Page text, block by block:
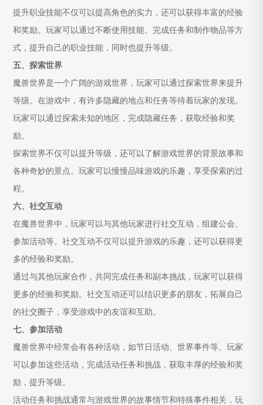
提升职业技能不仅可以提高角色的实力，还可以获得丰富的经验
和奖励。玩家可以通过不断使用技能、完成任务和制作物品等方
式，提升自己的职业技能，同时也提升等级。
五、探索世界
魔兽世界是一个广阔的游戏世界，玩家可以通过探索世界来提升
等级。在游戏中，有许多隐藏的地点和任务等待着玩家的发现。
玩家可以通过探索未知的地区，完成隐藏任务，获取经验和奖
励。
探索世界不仅可以提升等级，还可以了解游戏世界的背景故事和
各种奇妙的景点。玩家可以慢慢品味游戏的乐趣，享受探索的过
程。
六、社交互动
在魔兽世界中，玩家可以与其他玩家进行社交互动，组建公会、
参加活动等。社交互动不仅可以提升游戏的乐趣，还可以获得更
多的经验和奖励。
通过与其他玩家合作，共同完成任务和副本挑战，玩家可以获得
更多的经验和奖励。社交互动还可以结识更多的朋友，拓展自己
的社交圈子，享受游戏中的友谊和互助。
七、参加活动
魔兽世界中经常会有各种活动，如节日活动、世界事件等。玩家
可以参加这些活动，完成活动任务和挑战，获取丰厚的经验和奖
励，提升等级。
活动任务和挑战通常与游戏世界的故事情节和特殊事件相关，玩